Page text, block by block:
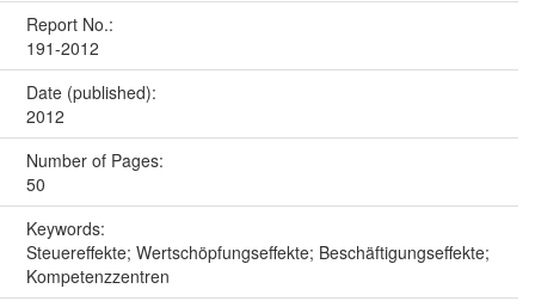
Report No.:
191-2012
Date (published):
2012
Number of Pages:
50
Keywords:
Steuereffekte; Wertschöpfungseffekte; Beschäftigungseffekte;
Kompetenzzentren